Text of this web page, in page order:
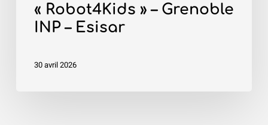
« Robot4Kids » – Grenoble
INP – Esisar
30 avril 2026